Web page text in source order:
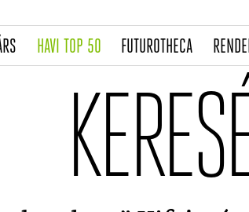
(CURRENT)
HAVI TOP 50(CURRENT)
FUTUROTHECA(CURRENT)